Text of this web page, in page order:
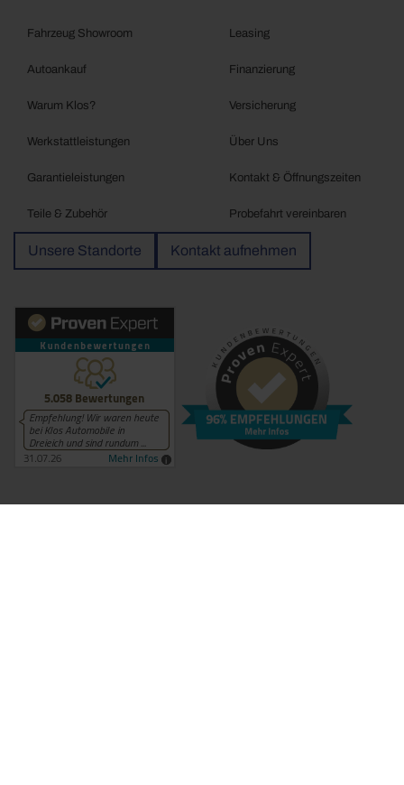
Fahrzeug Showroom
Autoankauf
Warum Klos?
Werkstattleistungen
Garantieleistungen
Teile & Zubehör
Leasing
Finanzierung
Versicherung
Über Uns
Kontakt & Öffnungszeiten
Probefahrt vereinbaren
Unsere Standorte Kontakt aufnehmen